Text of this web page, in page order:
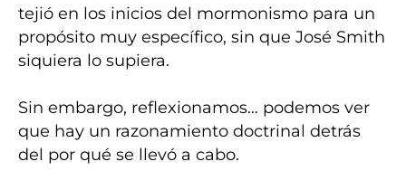
tejió en los inicios del mormonismo para un
propósito muy específico, sin que José Smith
siquiera lo supiera.
Sin embargo, reflexionamos… podemos ver
que hay un razonamiento doctrinal detrás
del por qué se llevó a cabo.